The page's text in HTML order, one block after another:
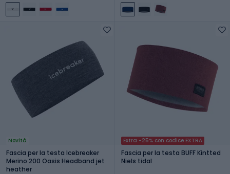
Novità
Fascia per la testa Icebreaker
Merino 200 Oasis Headband jet
heather
Extra -25% con codice EXTRA
Fascia per la testa BUFF Kintted
Niels tidal